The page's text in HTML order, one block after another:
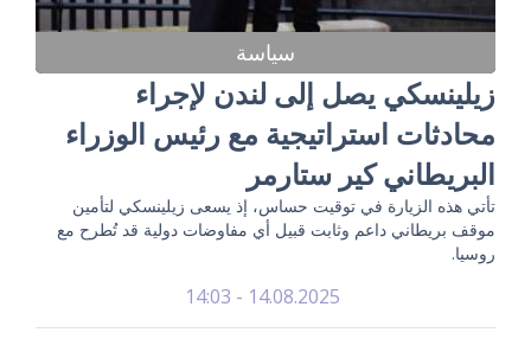
سياسة
زيلينسكي يصل إلى لندن لإجراء
محادثات استراتيجية مع رئيس الوزراء
البريطاني كير ستارمر
تأتي هذه الزيارة في توقيت حساس، إذ يسعى زيلينسكي لتأمين
موقف بريطاني داعم وثابت قبيل أي مفاوضات دولية قد تُطرح مع
روسيا.
14.08.2025 - 14:03